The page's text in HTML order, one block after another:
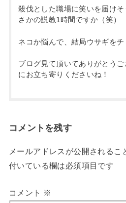
殺伐とした職場に笑いを届け
さかの説教1時間ですか（笑）
ネコか悩んで、結局ウサギをチ
ブログ見て頂いてありがとう
にお立ち寄りくださいね！
コメントを残す
メールアドレスが公開されるこ
付いている欄は必須項目です
コメント ※